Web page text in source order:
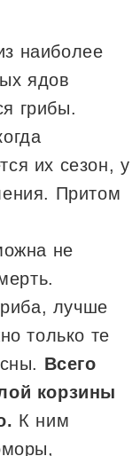
наиболее
ядов
грибы.
их сезон, у
Притом
не
лучше
только те
Всего
корзины
К ним